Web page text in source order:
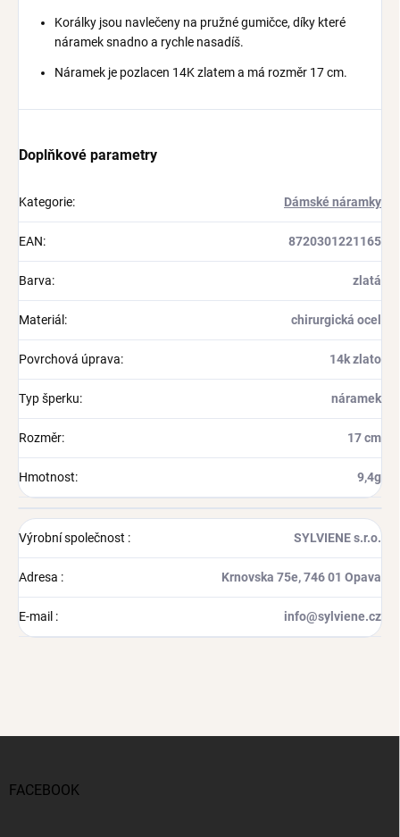
Korálky jsou navlečeny na pružné gumičce, díky které
náramek snadno a rychle nasadíš.
Náramek je pozlacen 14K zlatem a má rozměr 17 cm.
Doplňkové parametry
Kategorie: Dámské náramky
EAN: 8720301221165
Barva: zlatá
Materiál : chirurgická ocel
Povrchová úprava: 14k zlato
Typ šperku: náramek
Rozměr: 17 cm
Hmotnost: 9,4g
Výrobní společnost : SYLVIENE s.r.o.
Adresa : Krnovska 75e, 746 01 Opava
E-mail : info@sylviene.cz
FACEBOOK